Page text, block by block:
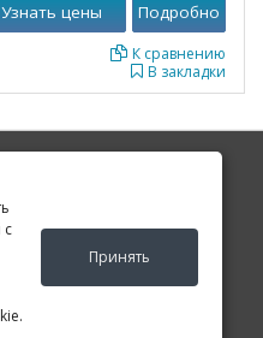
с
Принять
В закладки
К сравнению
Узнать цены Подробно
Гарантия
Соглашение